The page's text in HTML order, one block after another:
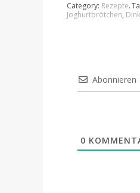
Category: Rezepte.
Joghurtbrötchen,
Abonnieren
0